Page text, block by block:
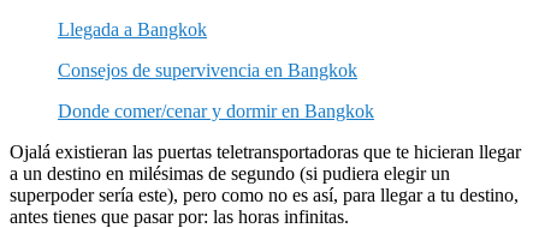
Llegada a Bangkok
Consejos de supervivencia en Bangkok
Donde comer/cenar y dormir en Bangkok
Ojalá existieran las puertas teletransportadoras que te hicieran llegar
a un destino en milésimas de segundo (si pudiera elegir un
superpoder sería este), pero como no es así, para llegar a tu destino,
antes tienes que pasar por: las horas infinitas.